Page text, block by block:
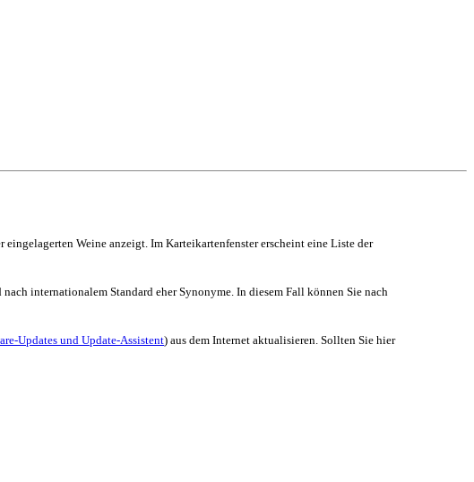
Weine anzeigt. Im Karteikartenfenster erscheint eine Liste der
internationalem Standard eher Synonyme. In diesem Fall können Sie nach
Updates und Update-Assistent) aus dem Internet aktualisieren. Sollten Sie hier